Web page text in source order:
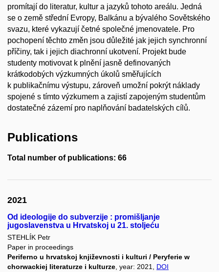
promítají do literatur, kultur a jazyků tohoto areálu. Jedná
se o země střední Evropy, Balkánu a bývalého Sovětského
svazu, které vykazují četné společné jmenovatele. Pro
pochopení těchto změn jsou důležité jak jejich synchronní
příčiny, tak i jejich diachronní ukotvení. Projekt bude
studenty motivovat k plnění jasně definovaných
krátkodobých výzkumných úkolů směřujících
k publikačnímu výstupu, zároveň umožní pokrýt náklady
spojené s tímto výzkumem a zajistí zapojeným studentům
dostatečné zázemí pro naplňování badatelských cílů.
Publications
Total number of publications: 66
2021
Od ideologije do subverzije : promišljanje
jugoslavenstva u Hrvatskoj u 21. stoljeću
STEHLÍK Petr
Paper in proceedings
Periferno u hrvatskoj književnosti i kulturi / Peryferie w
chorwackiej literaturze i kulturze , year: 2021, DOI